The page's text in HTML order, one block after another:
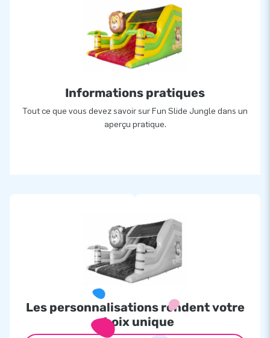
Informations pratiques
Tout ce que vous devez savoir sur Fun Slide Jungle dans un
aperçu pratique.
Les personnalisations rendent votre
choix unique